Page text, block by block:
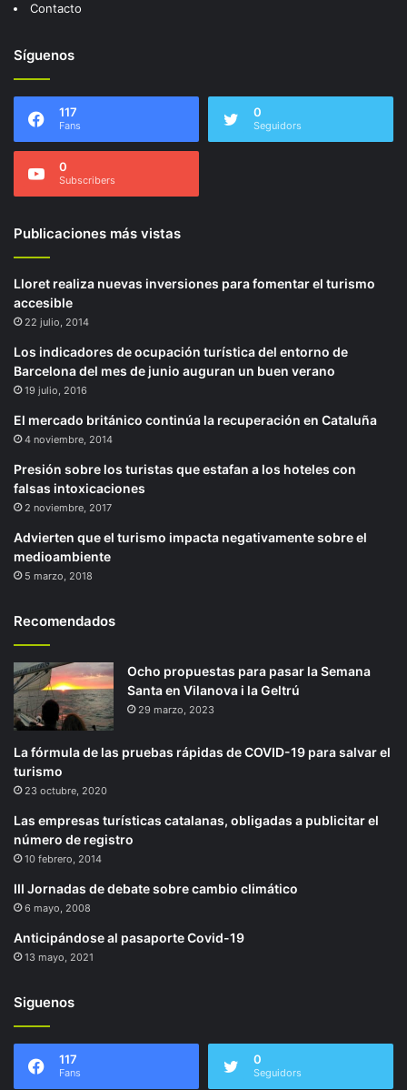
Contacto
Síguenos
117
Fans
0
Seguidors
0
Subscribers
Publicaciones más vistas
Lloret realiza nuevas inversiones para fomentar el turismo
accesible
22 julio, 2014
Los indicadores de ocupación turística del entorno de
Barcelona del mes de junio auguran un buen verano
19 julio, 2016
El mercado británico continúa la recuperación en Cataluña
4 noviembre, 2014
Presión sobre los turistas que estafan a los hoteles con
falsas intoxicaciones
2 noviembre, 2017
Advierten que el turismo impacta negativamente sobre el
medioambiente
5 marzo, 2018
Recomendados
Ocho propuestas para pasar la Semana
Santa en Vilanova i la Geltrú
29 marzo, 2023
La fórmula de las pruebas rápidas de COVID-19 para salvar el
turismo
23 octubre, 2020
Las empresas turísticas catalanas, obligadas a publicitar el
número de registro
10 febrero, 2014
III Jornadas de debate sobre cambio climático
6 mayo, 2008
Anticipándose al pasaporte Covid-19
13 mayo, 2021
Siguenos
117
Fans
0
Seguidors